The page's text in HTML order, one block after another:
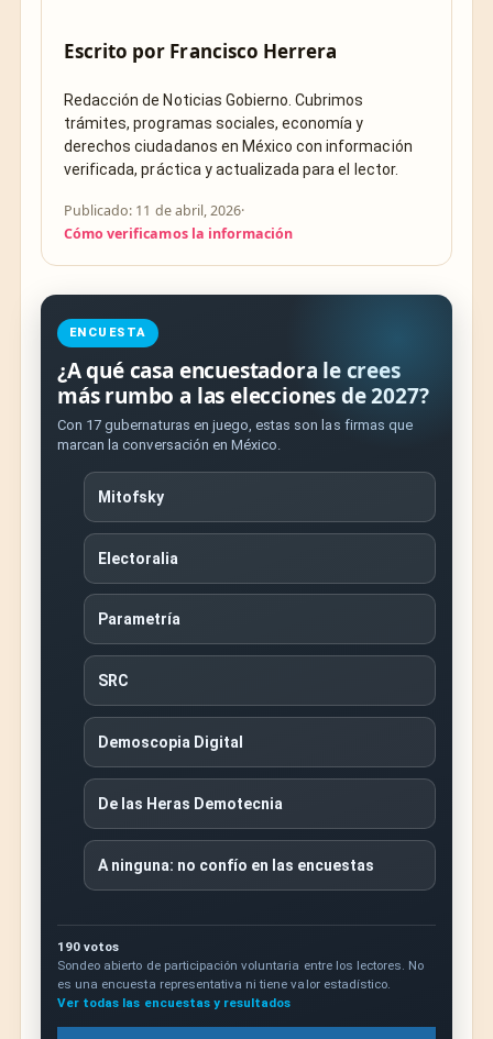
Escrito por Francisco Herrera
Redacción de Noticias Gobierno. Cubrimos
trámites, programas sociales, economía y
derechos ciudadanos en México con información
verificada, práctica y actualizada para el lector.
Publicado: 11 de abril, 2026·
Cómo verificamos la información
ENCUESTA
¿A qué casa encuestadora le crees
más rumbo a las elecciones de 2027?
Con 17 gubernaturas en juego, estas son las firmas que
marcan la conversación en México.
Mitofsky
Electoralia
Parametría
SRC
Demoscopia Digital
De las Heras Demotecnia
A ninguna: no confío en las encuestas
190 votos
Sondeo abierto de participación voluntaria entre los lectores. No
es una encuesta representativa ni tiene valor estadístico.
Ver todas las encuestas y resultados